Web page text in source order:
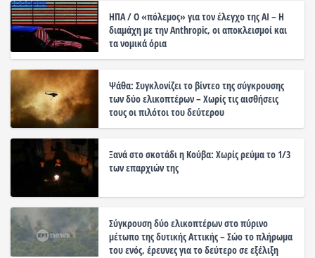
ΗΠΑ / Ο «πόλεμος» για τον έλεγχο της ΑΙ – Η
διαμάχη με την Anthropic, οι αποκλεισμοί και
τα νομικά όρια
Ψάθα: Συγκλονίζει το βίντεο της σύγκρουσης
των δύο ελικοπτέρων – Χωρίς τις αισθήσεις
τους οι πιλότοι του δεύτερου
Ξανά στο σκοτάδι η Κούβα: Χωρίς ρεύμα το 1/3
των επαρχιών της
Σύγκρουση δύο ελικοπτέρων στο πύρινο
μέτωπο της δυτικής Αττικής – Σώο το πλήρωμα
του ενός, έρευνες για το δεύτερο σε εξέλιξη